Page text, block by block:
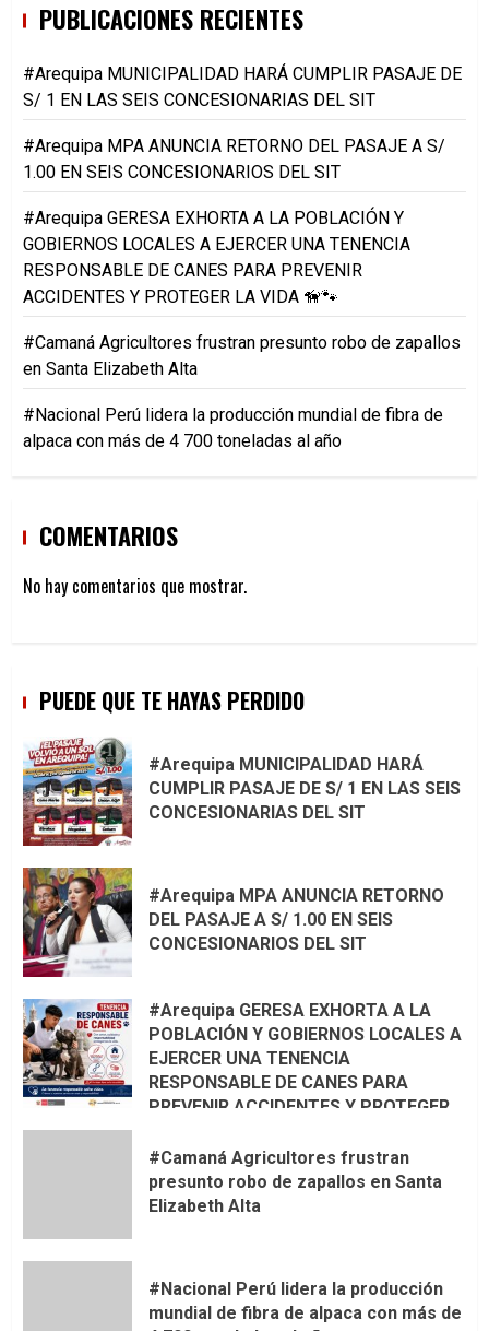
PUBLICACIONES RECIENTES
#Arequipa MUNICIPALIDAD HARÁ CUMPLIR PASAJE DE
S/ 1 EN LAS SEIS CONCESIONARIAS DEL SIT
#Arequipa MPA ANUNCIA RETORNO DEL PASAJE A S/
1.00 EN SEIS CONCESIONARIOS DEL SIT
#Arequipa GERESA EXHORTA A LA POBLACIÓN Y
GOBIERNOS LOCALES A EJERCER UNA TENENCIA
RESPONSABLE DE CANES PARA PREVENIR
ACCIDENTES Y PROTEGER LA VIDA 🦮🐾
#Camaná Agricultores frustran presunto robo de zapallos
en Santa Elizabeth Alta
#Nacional Perú lidera la producción mundial de fibra de
alpaca con más de 4 700 toneladas al año
COMENTARIOS
No hay comentarios que mostrar.
PUEDE QUE TE HAYAS PERDIDO
#Arequipa MUNICIPALIDAD HARÁ
CUMPLIR PASAJE DE S/ 1 EN LAS SEIS
CONCESIONARIAS DEL SIT
#Arequipa MPA ANUNCIA RETORNO
DEL PASAJE A S/ 1.00 EN SEIS
CONCESIONARIOS DEL SIT
#Arequipa GERESA EXHORTA A LA
POBLACIÓN Y GOBIERNOS LOCALES A
EJERCER UNA TENENCIA
RESPONSABLE DE CANES PARA
PREVENIR ACCIDENTES Y PROTEGER
#Camaná Agricultores frustran
presunto robo de zapallos en Santa
Elizabeth Alta
#Nacional Perú lidera la producción
mundial de fibra de alpaca con más de